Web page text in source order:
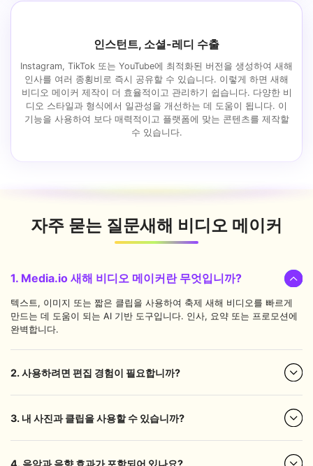
인스턴트, 소셜-레디 수출
Instagram, TikTok 또는 YouTube에 최적화된 버전을 생성하여 새해
인사를 여러 종횡비로 즉시 공유할 수 있습니다. 이렇게 하면 새해
비디오 메이커 제작이 더 효율적이고 관리하기 쉽습니다. 다양한 비
디오 스타일과 형식에서 일관성을 개선하는 데 도움이 됩니다. 이
기능을 사용하여 보다 매력적이고 플랫폼에 맞는 콘텐츠를 제작할
수 있습니다.
자주 묻는 질문새해 비디오 메이커
1. Media.io 새해 비디오 메이커란 무엇입니까?
텍스트, 이미지 또는 짧은 클립을 사용하여 축제 새해 비디오를 빠르게
만드는 데 도움이 되는 AI 기반 도구입니다. 인사, 요약 또는 프로모션에
완벽합니다.
2. 사용하려면 편집 경험이 필요합니까?
3. 내 사진과 클립을 사용할 수 있습니까?
4. 음악과 음향 효과가 포함되어 있나요?